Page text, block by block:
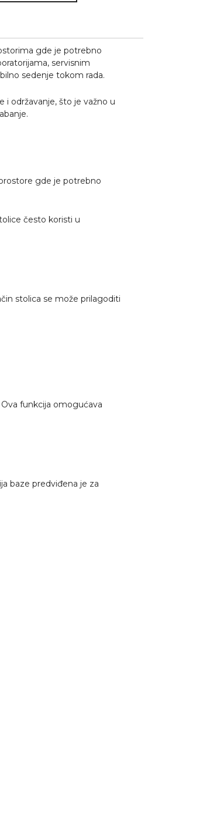
gde je potrebno
servisnim
sedenje tokom rada.
i održavanje, što je važno u
gde je potrebno
često koristi u
stolica se može prilagoditi
funkcija omogućava
baze predviđena je za